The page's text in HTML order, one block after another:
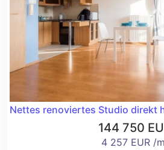
Nettes renoviertes Studio direkt
144 750
4 257 EUR /m